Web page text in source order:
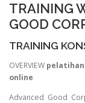
TRAINING
GOOD
TRAINING
OVERVIEW
online
Advanced Good